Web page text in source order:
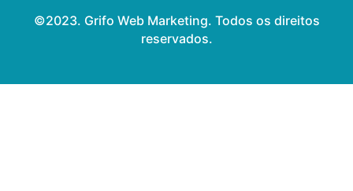
©2023. Grifo Web Marketing. Todos os direitos
reservados.